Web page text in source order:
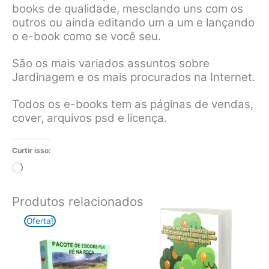
books de qualidade, mesclando uns com os
outros ou ainda editando um a um e lançando
o e-book como se você seu.
São os mais variados assuntos sobre
Jardinagem e os mais procurados na Internet.
Todos os e-books tem as páginas de vendas,
cover, arquivos psd e licença.
Curtir isso:
Carregando...
Produtos relacionados
Oferta!